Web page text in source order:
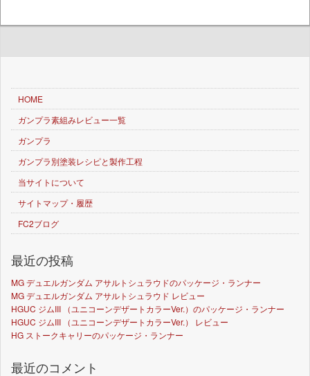
HOME
ガンプラ素組みレビュー一覧
ガンプラ
ガンプラ別塗装レシピと製作工程
当サイトについて
サイトマップ・履歴
FC2ブログ
最近の投稿
MG デュエルガンダム アサルトシュラウドのパッケージ・ランナー
MG デュエルガンダム アサルトシュラウド レビュー
HGUC ジムIII （ユニコーンデザートカラーVer.）のパッケージ・ランナー
HGUC ジムIII （ユニコーンデザートカラーVer.） レビュー
HG ストークキャリーのパッケージ・ランナー
最近のコメント